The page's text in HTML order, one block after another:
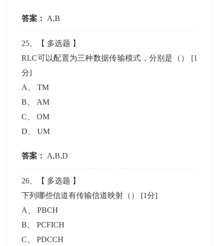
答案： A,B
25 、【 多选题 】
RLC可以配置为三种数据传输模式，分别是（） [1
分]
A
、TM
B
AM
C 、OM
D 、UM
答案： A,B,D
26 、【 多选题 】
下列哪些信道有传输信道映射（） [1分]
A
、PBCH
B 、PCFICH
C 、PDCCH